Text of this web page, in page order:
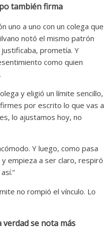
también firma
uno a uno con un colega que
notó el mismo patrón
prometía. Y
como quien
y eligió un límite sencillo,
por escrito lo que vas a
lo ajustamos hoy, no
Y luego, como pasa
empieza a ser claro, respiró
no rompió el vínculo. Lo
se nota más